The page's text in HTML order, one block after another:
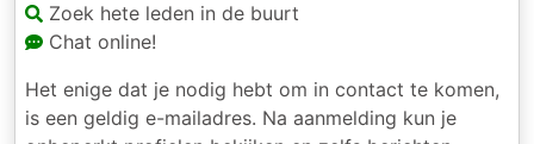
Zoek hete leden in de buurt
Chat online!
Het enige dat je nodig hebt om in contact te komen,
is een geldig e-mailadres. Na aanmelding kun je